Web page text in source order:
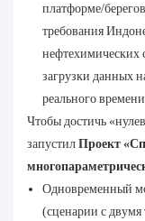
платформе/
требования
нефтехимических
загрузки данных
реального
Чтобы достичь
запустилПроект
Одновременный
(сценарии с